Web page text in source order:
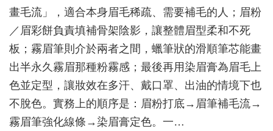
畫毛流」，適合本身眉毛稀疏、需要補毛的人；眉粉
／眉彩餅負責填補骨架陰影，讓整體眉型柔和不死
板；霧眉筆則介於兩者之間，蠟筆狀的滑順筆芯能畫
出半永久霧眉那種粉霧感；最後再用染眉膏為眉毛上
色並定型，讓妝效在多汗、戴口罩、出油的情境下也
不脫色。實務上的順序是：眉粉打底→眉筆補毛流→
霧眉筆強化線條→染眉膏定色。一…